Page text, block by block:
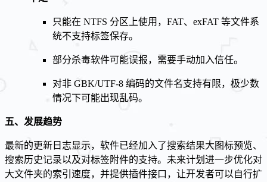
只能在 NTFS 分区上使用，FAT、exFAT 等文件系
统不支持标签保存。
部分杀毒软件可能误报，需要手动加入信任。
对非 GBK/UTF‑8 编码的文件名支持有限，极少数
情况下可能出现乱码。
五、发展趋势
最新的更新日志显示，软件已经加入了搜索结果大图标预览、
搜索历史记录以及对标签附件的支持。未来计划进一步优化对
大文件夹的索引速度，并提供插件接口，让开发者可以自行扩